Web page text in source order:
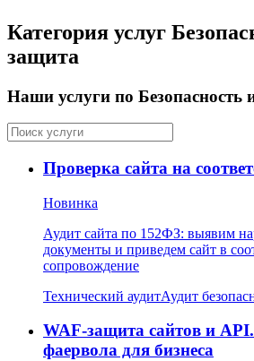
Категория услуг
защита
Наши услуги по Безопасность
Проверка сайта на
Новинка
Аудит сайта по 152ФЗ: выявим
документы и приведем сайт в
сопровождение
Технический аудитАудит
WAF-защита сайтов и
фаервола для бизнеса